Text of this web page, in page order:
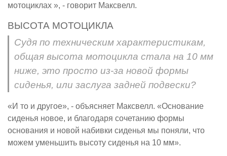
мотоциклах », - говорит Максвелл.
ВЫСОТА МОТОЦИКЛА
Судя по техническим характеристикам,
общая высота мотоцикла стала на 10 мм
ниже, это просто из-за новой формы
сиденья, или заслуга задней подвески?
«И то и другое», - объясняет Максвелл. «Основание
сиденья новое, и благодаря сочетанию формы
основания и новой набивки сиденья мы поняли, что
можем уменьшить высоту сиденья на 10 мм».